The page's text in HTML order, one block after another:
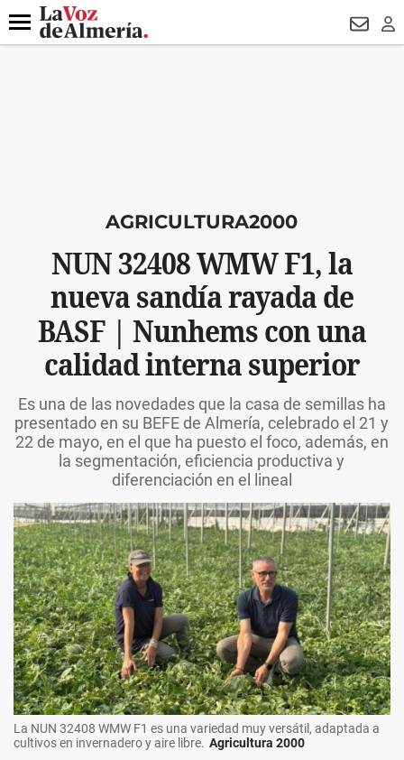
DESTACADO DRON UDA
Menú
AGRICULTURA2000
NUN 32408 WMW F1, la
nueva sandía rayada de
BASF | Nunhems con una
calidad interna superior
Es una de las novedades que la casa de semillas ha
presentado en su BEFE de Almería, celebrado el 21 y
22 de mayo, en el que ha puesto el foco, además, en
la segmentación, eficiencia productiva y
diferenciación en el lineal
La NUN 32408 WMW F1 es una variedad muy versátil, adaptada a
cultivos en invernadero y aire libre. Agricultura 2000